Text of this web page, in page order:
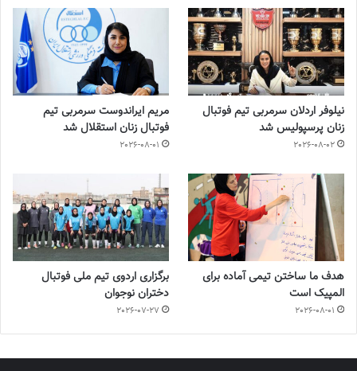
نیلوفر اردلان سرمربی تیم فوتبال
زنان پرسپولیس شد
2026-08-02
مریم ایراندوست سرمربی تیم
فوتبال زنان استقلال شد
2026-08-01
هدف ما ساختن تیمی آماده برای
المپیک است
2026-08-01
برگزاری اردوی تیم ملی فوتبال
دختران نوجوان
2026-07-27